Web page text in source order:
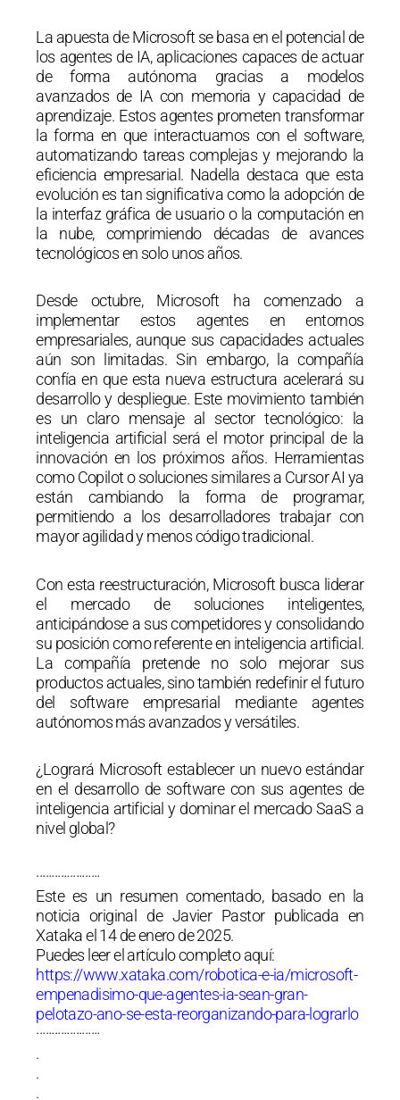
La apuesta de Microsoft se basa en el potencial de
los agentes de IA, aplicaciones capaces de actuar
de forma autónoma gracias a modelos
avanzados de IA con memoria y capacidad de
aprendizaje. Estos agentes prometen transformar
la forma en que interactuamos con el software,
automatizando tareas complejas y mejorando la
eficiencia empresarial. Nadella destaca que esta
evolución es tan significativa como la adopción de
la interfaz gráfica de usuario o la computación en
la nube, comprimiendo décadas de avances
tecnológicos en solo unos años.
Desde octubre, Microsoft ha comenzado a
implementar estos agentes en entornos
empresariales, aunque sus capacidades actuales
aún son limitadas. Sin embargo, la compañía
confía en que esta nueva estructura acelerará su
desarrollo y despliegue. Este movimiento también
es un claro mensaje al sector tecnológico: la
inteligencia artificial será el motor principal de la
innovación en los próximos años. Herramientas
como Copilot o soluciones similares a Cursor AI ya
están cambiando la forma de programar,
permitiendo a los desarrolladores trabajar con
mayor agilidad y menos código tradicional.
Con esta reestructuración, Microsoft busca liderar
el mercado de soluciones inteligentes,
anticipándose a sus competidores y consolidando
su posición como referente en inteligencia artificial.
La compañía pretende no solo mejorar sus
productos actuales, sino también redefinir el futuro
del software empresarial mediante agentes
autónomos más avanzados y versátiles.
¿Logrará Microsoft establecer un nuevo estándar
en el desarrollo de software con sus agentes de
inteligencia artificial y dominar el mercado SaaS a
nivel global?
·····················
Este es un resumen comentado, basado en la
noticia original de Javier Pastor publicada en
Xataka el 14 de enero de 2025.
Puedes leer el artículo completo aquí:
https://www.xataka.com/robotica-e-ia/microsoft-
empenadisimo-que-agentes-ia-sean-gran-
pelotazo-ano-se-esta-reorganizando-para-lograrlo
·····················
.
.
.